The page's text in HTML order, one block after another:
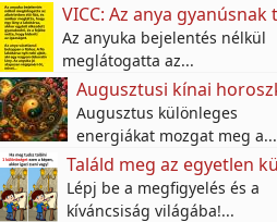
Az anyuka bejelentés nélkül
meglátogatta az...
Augusztus különleges
energiákat mozgat meg a...
Lépj be a megfigyelés és a
kíváncsiság világába!...